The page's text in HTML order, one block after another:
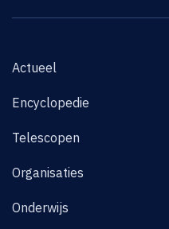
Actueel
Encyclopedie
Telescopen
Organisaties
Onderwijs